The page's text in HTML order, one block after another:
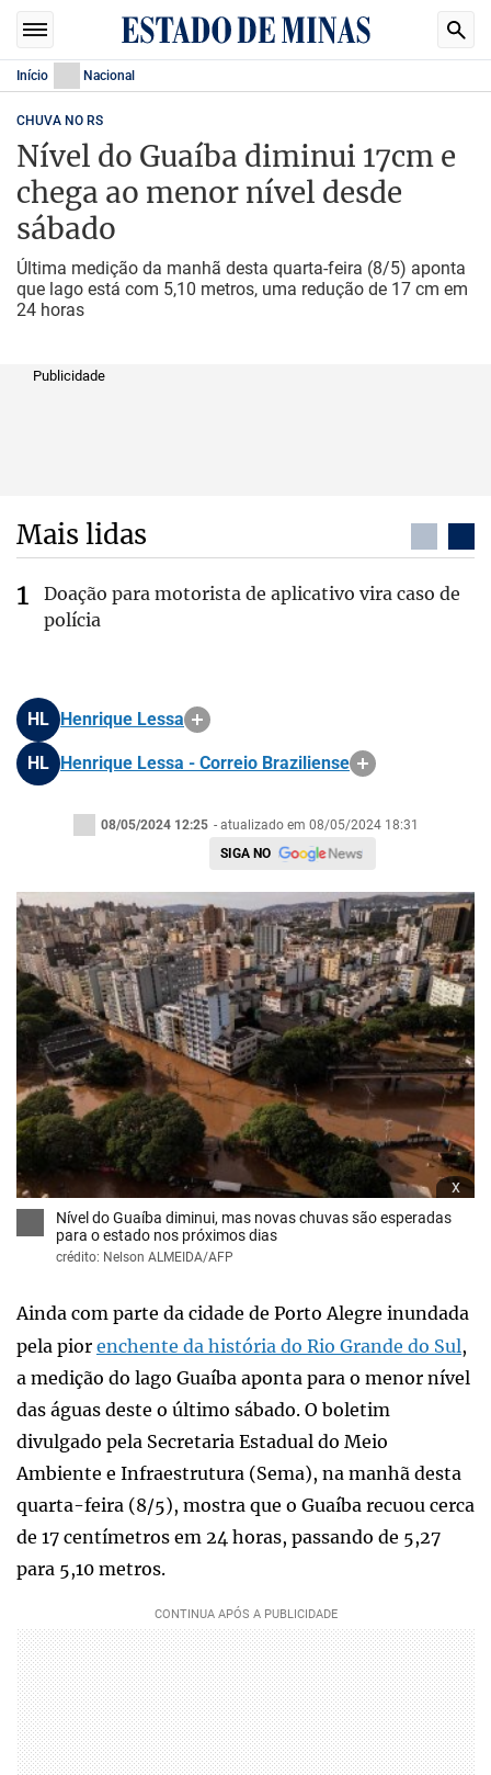
Início Nacional
CHUVA NO RS
Nível do Guaíba diminui 17cm e
chega ao menor nível desde
sábado
Última medição da manhã desta quarta-feira (8/5) aponta
que lago está com 5,10 metros, uma redução de 17 cm em
24 horas
Publicidade
Mais lidas
Doação para motorista de aplicativo vira caso de
polícia
HL Henrique Lessa
HL Henrique Lessa - Correio Braziliense
08/05/2024 12:25 - atualizado em 08/05/2024 18:31
SIGA NO
x
Nível do Guaíba diminui, mas novas chuvas são esperadas
para o estado nos próximos dias
crédito: Nelson ALMEIDA/AFP
Ainda com parte da cidade de Porto Alegre inundada
pela pior enchente da história do Rio Grande do Sul,
a medição do lago Guaíba aponta para o menor nível
das águas deste o último sábado. O boletim
divulgado pela Secretaria Estadual do Meio
Ambiente e Infraestrutura (Sema), na manhã desta
quarta-feira (8/5), mostra que o Guaíba recuou cerca
de 17 centímetros em 24 horas, passando de 5,27
para 5,10 metros.